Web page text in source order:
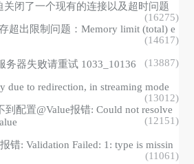
关闭了一个现有的连接以及超时问题
(16275)
超出限制问题：Memory limit (total) e
(14617)
务器失败请重试 1033_10136 (13887)
due to redirection, in streaming mode
(13012)
配置@Value报错: Could not resolve
(12151)
错: Validation Failed: 1: type is missin
(11061)